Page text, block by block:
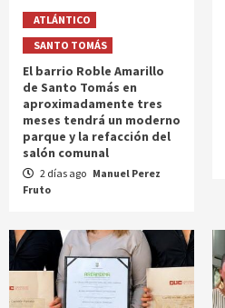
ATLÁNTICO
SANTO TOMÁS
El barrio Roble Amarillo
de Santo Tomás en
aproximadamente tres
meses tendrá un moderno
parque y la refacción del
salón comunal
2 días ago Manuel Perez
Fruto